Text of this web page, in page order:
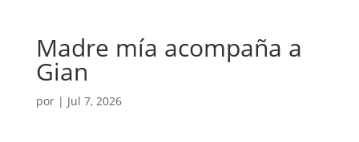
Madre mía acompaña a
Gian
por | Jul 7, 2026